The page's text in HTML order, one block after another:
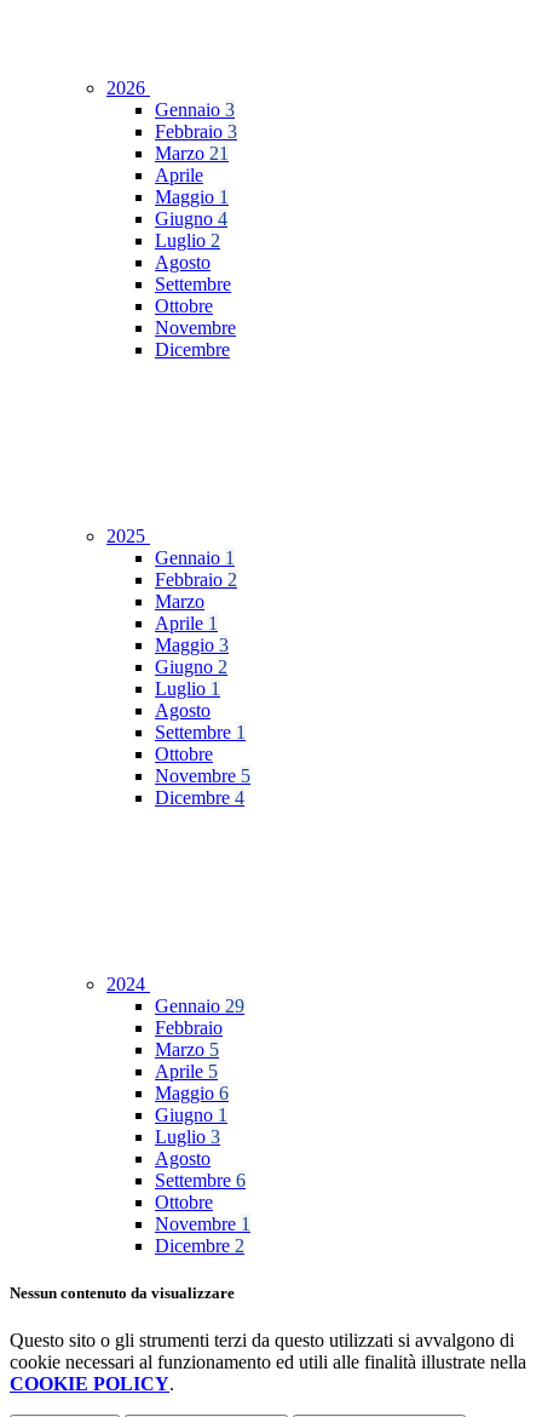
2026
Gennaio 3
Febbraio 3
Marzo 21
Aprile
Maggio 1
Giugno 4
Luglio 2
Agosto
Settembre
Ottobre
Novembre
Dicembre
2025
Gennaio 1
Febbraio 2
Marzo
Aprile 1
Maggio 3
Giugno 2
Luglio 1
Agosto
Settembre 1
Ottobre
Novembre 5
Dicembre 4
2024
Gennaio 29
Febbraio
Marzo 5
Aprile 5
Maggio 6
Giugno 1
Luglio 3
Agosto
Settembre 6
Ottobre
Novembre 1
Dicembre 2
Nessun contenuto da visualizzare
Questo sito o gli strumenti terzi da questo utilizzati si avvalgono di
cookie necessari al funzionamento ed utili alle finalità illustrate nella
COOKIE POLICY.